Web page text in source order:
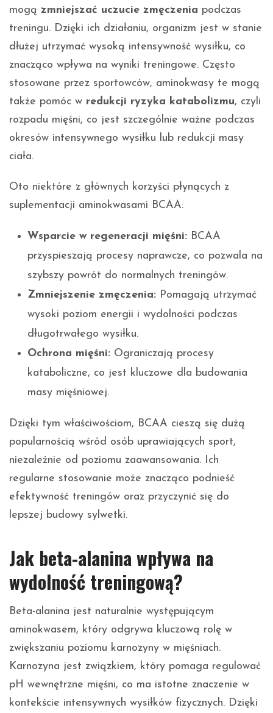
mogą zmniejszać uczucie zmęczenia podczas
treningu. Dzięki ich działaniu, organizm jest w stanie
dłużej utrzymać wysoką intensywność wysiłku, co
znacząco wpływa na wyniki treningowe. Często
stosowane przez sportowców, aminokwasy te mogą
także pomóc w redukcji ryzyka katabolizmu, czyli
rozpadu mięśni, co jest szczególnie ważne podczas
okresów intensywnego wysiłku lub redukcji masy
ciała.
Oto niektóre z głównych korzyści płynących z
suplementacji aminokwasami BCAA:
Wsparcie w regeneracji mięśni: BCAA
przyspieszają procesy naprawcze, co pozwala na
szybszy powrót do normalnych treningów.
Zmniejszenie zmęczenia: Pomagają utrzymać
wysoki poziom energii i wydolności podczas
długotrwałego wysiłku.
Ochrona mięśni: Ograniczają procesy
kataboliczne, co jest kluczowe dla budowania
masy mięśniowej.
Dzięki tym właściwościom, BCAA cieszą się dużą
popularnością wśród osób uprawiających sport,
niezależnie od poziomu zaawansowania. Ich
regularne stosowanie może znacząco podnieść
efektywność treningów oraz przyczynić się do
lepszej budowy sylwetki.
Jak beta-alanina wpływa na
wydolność treningową?
Beta-alanina jest naturalnie występującym
aminokwasem, który odgrywa kluczową rolę w
zwiększaniu poziomu karnozyny w mięśniach.
Karnozyna jest związkiem, który pomaga regulować
pH wewnętrzne mięśni, co ma istotne znaczenie w
kontekście intensywnych wysiłków fizycznych. Dzięki